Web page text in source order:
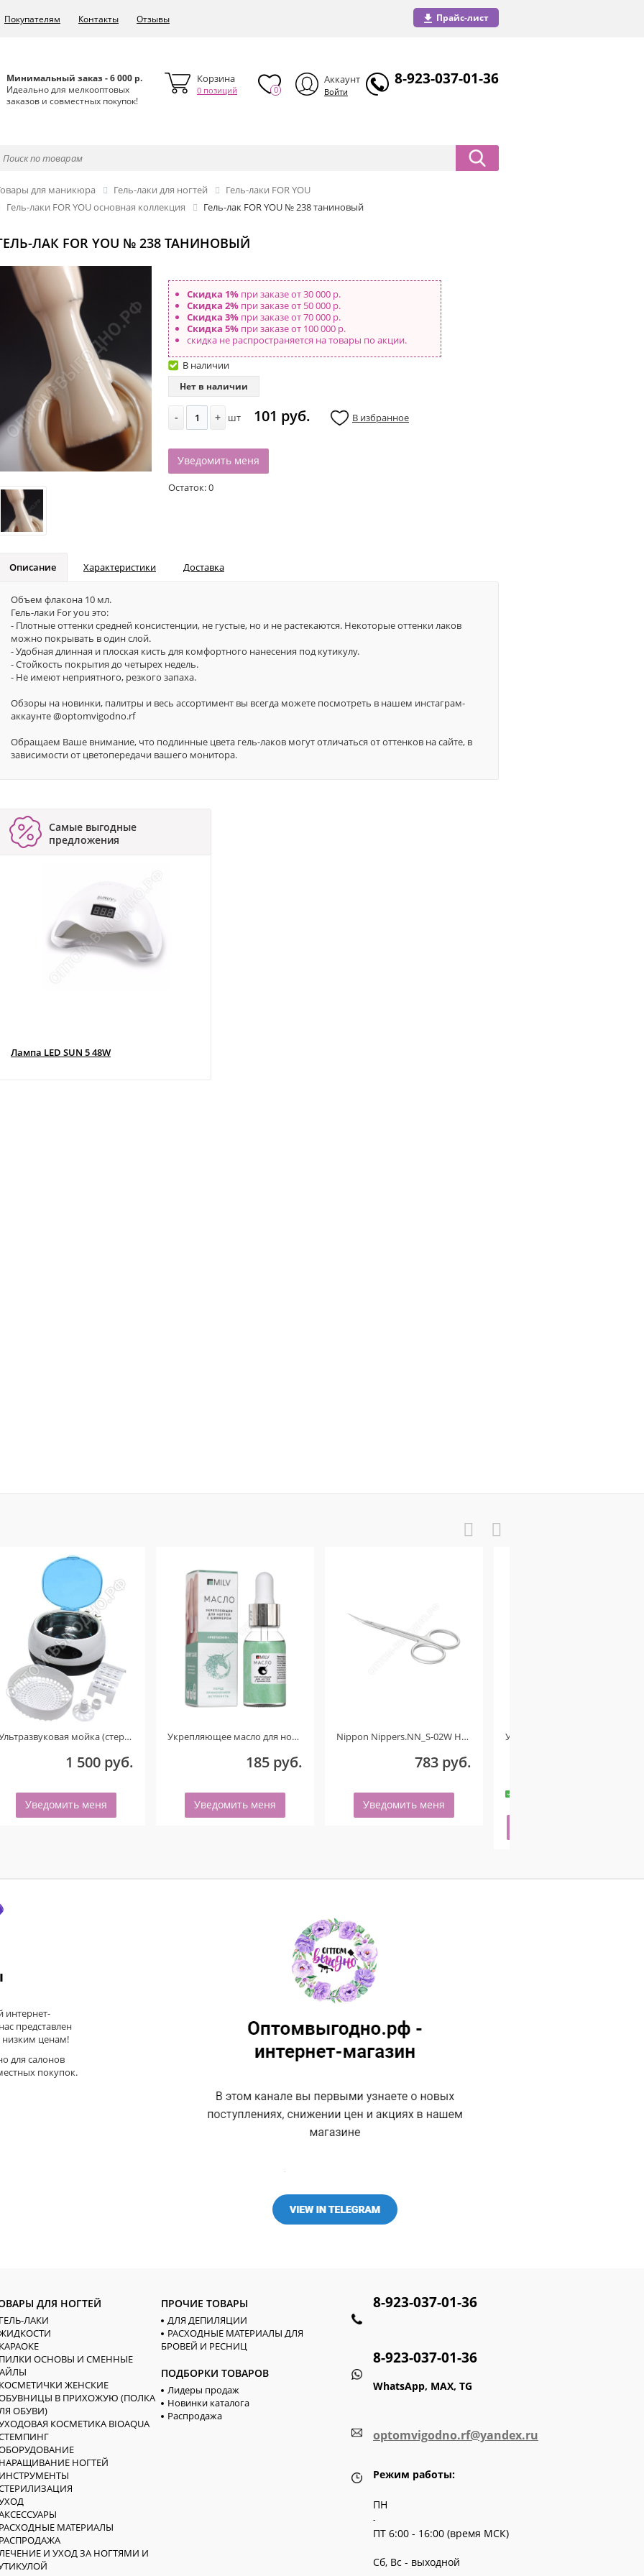
Отзывы
Контакты
Покупателям Прайс-лист
Минимальный заказ - 6 000 р.
Идеально для мелкооптовых
заказов и совместных покупок!
Корзина
0 позиций 0
Аккаунт
Войти
8-923-037-01-36
Товары для маникюра Гель-лаки для ногтей
Гель-лаки FOR YOU
Гель-лаки FOR YOU основная коллекция
Гель-лак FOR YOU № 238 таниновый
ЛАК FOR YOU № 238 ТАНИНОВЫЙ
Скидка 1% при заказе от 30 000 р.
Скидка 2% при заказе от 50 000 р.
Скидка 3% при заказе от 70 000 р.
Скидка 5% при заказе от 100 000 р.
скидка не распространяется на товары по акции.
В наличии
Нет в наличии
- + шт 101 руб. В избранное
Уведомить меня
Остаток:0
Описание Характеристики Доставка
Объем флакона 10 мл.
Гель-лаки For you это:
- Плотные оттенки средней консистенции, не густые, но и не растекаются. Некоторые оттенки лаков
можно покрывать в один слой.
- Удобная длинная и плоская кисть для комфортного нанесения под кутикулу.
- Стойкость покрытия до четырех недель.
- Не имеют неприятного, резкого запаха.
Обзоры на новинки, палитры и весь ассортимент вы всегда можете посмотреть в нашем инстаграм-
аккаунте @optomvigodno.rf
Обращаем Ваше внимание, что подлинные цвета гель-лаков могут отличаться от оттенков на сайте, в
зависимости от цветопередачи вашего монитора.
Самые выгодные
предложения
Лампа LED SUN 5 48W
Ультразвуковая мойка (стерилизатор) UC-6106 (Голубой) ТОЛЬКО ДЛЯ КЛИЕНТОВ ИЗ ГОРОДА ОМСКА! ДЕФЕКТ!
1 500 руб.
Уведомить меня
Укрепляющее масло для ногтей со смолой мастикового дерева и шиммером «PISTACHIO». 15 мл.
185 руб.
Уведомить меня
Nippon Nippers.NN_S-02W Ножницы для кутикулы. Изогнутые ручки. Длина 107 мм. Матовые Ручная заточка
783 руб.
Уведомить меня
интернет-
представлен
ценам!
для салонов
покупок.
ДЛЯ НОГТЕЙ
ГЕЛЬ-ЛАКИ
КАРАОКЕ
ПИЛКИ ОСНОВЫ И СМЕННЫЕ
КОСМЕТИЧКИ ЖЕНСКИЕ
В ПРИХОЖУЮ (ПОЛКА
ОБУВИ)
КОСМЕТИКА BIOAQUA
НАРАЩИВАНИЕ НОГТЕЙ
ИНСТРУМЕНТЫ
РАСХОДНЫЕ МАТЕРИАЛЫ
РАСПРОДАЖА
И УХОД ЗА НОГТЯМИ И
ПРОЧИЕ ТОВАРЫ
ДЛЯ ДЕПИЛЯЦИИ
РАСХОДНЫЕ МАТЕРИАЛЫ ДЛЯ
БРОВЕЙ И РЕСНИЦ
ПОДБОРКИ ТОВАРОВ
Лидеры продаж
Новинки каталога
Распродажа
8-923-037-01-36
8-923-037-01-36
WhatsApp, MAX, TG
optomvigodno.rf@yandex.ru
Режим работы:
ПН
-
ПТ 6:00 - 16:00 (время МСК)
Сб, Вс - выходной